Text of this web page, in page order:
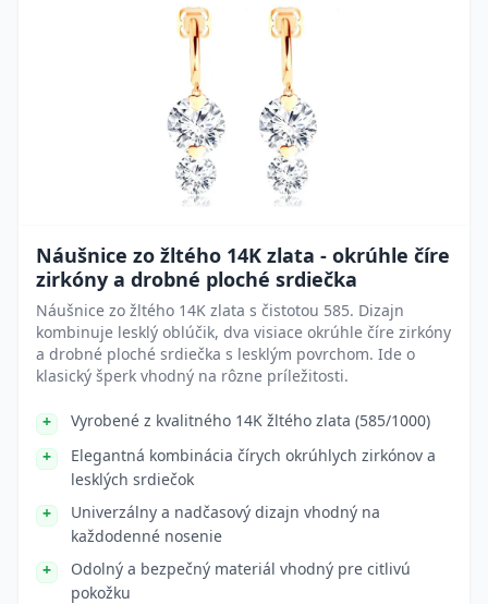
Náušnice zo žltého 14K zlata - okrúhle číre
zirkóny a drobné ploché srdiečka
Náušnice zo žltého 14K zlata s čistotou 585. Dizajn
kombinuje lesklý oblúčik, dva visiace okrúhle číre zirkóny
a drobné ploché srdiečka s lesklým povrchom. Ide o
klasický šperk vhodný na rôzne príležitosti.
Vyrobené z kvalitného 14K žltého zlata (585/1000)
Elegantná kombinácia čírych okrúhlych zirkónov a
lesklých srdiečok
Univerzálny a nadčasový dizajn vhodný na
každodenné nosenie
Odolný a bezpečný materiál vhodný pre citlivú
pokožku